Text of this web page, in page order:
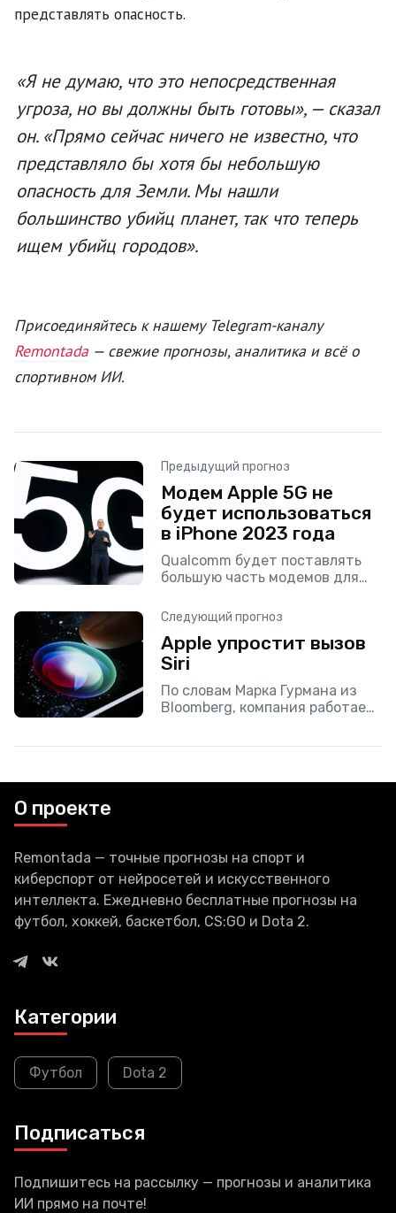
представлять опасность.
«Я не думаю, что это непосредственная
угроза, но вы должны быть готовы», — сказал
он. «Прямо сейчас ничего не известно, что
представляло бы хотя бы небольшую
опасность для Земли. Мы нашли
большинство убийц планет, так что теперь
ищем убийц городов».
Присоединяйтесь к нашему Telegram-каналу
Remontada — свежие прогнозы, аналитика и всё о
спортивном ИИ.
Предыдущий прогноз
Модем Apple 5G не
будет использоваться
в iPhone 2023 года
Qualcomm будет поставлять
большую часть модемов для
поколения.
Следующий прогноз
Apple упростит вызов
Siri
По словам Марка Гурмана из
Bloomberg, компания работает
О проекте
Remontada — точные прогнозы на спорт и
киберспорт от нейросетей и искусственного
интеллекта. Ежедневно бесплатные прогнозы на
футбол, хоккей, баскетбол, CS:GO и Dota 2.
Категории
Футбол Dota 2
Подписаться
Подпишитесь на рассылку — прогнозы и аналитика
ИИ прямо на почте!